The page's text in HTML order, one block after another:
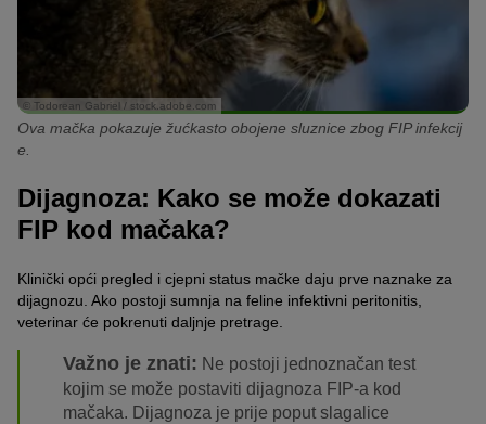
© Todorean Gabriel / stock.adobe.com
Ova mačka pokazuje žućkasto obojene sluznice zbog FIP infekcij
e.
Dijagnoza: Kako se može dokazati
FIP kod mačaka?
Klinički opći pregled i cjepni status mačke daju prve naznake za
dijagnozu. Ako postoji sumnja na feline infektivni peritonitis,
veterinar će pokrenuti daljnje pretrage.
Važno je znati: Ne postoji jednoznačan test
kojim se može postaviti dijagnoza FIP-a kod
mačaka. Dijagnoza je prije poput slagalice